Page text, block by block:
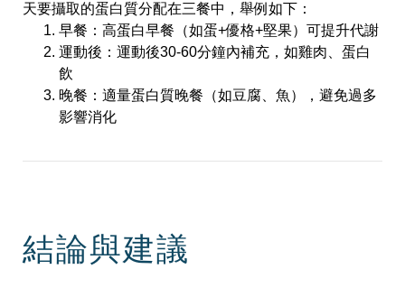
天要攝取的蛋白質分配在三餐中，舉例如下：
早餐：高蛋白早餐（如蛋+優格+堅果）可提升代謝
運動後：運動後30-60分鐘內補充，如雞肉、蛋白
飲
晚餐：適量蛋白質晚餐（如豆腐、魚），避免過多
影響消化
結論與建議